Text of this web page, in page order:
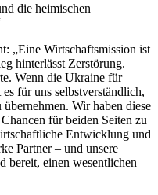
die heimischen
„Eine Wirtschaftsmission ist
hinterlässt Zerstörung.
Wenn die Ukraine für
für uns selbstverständlich,
Wir haben diese
für beiden Seiten zu
Entwicklung und
Partner – und unsere
bereit, einen wesentlichen